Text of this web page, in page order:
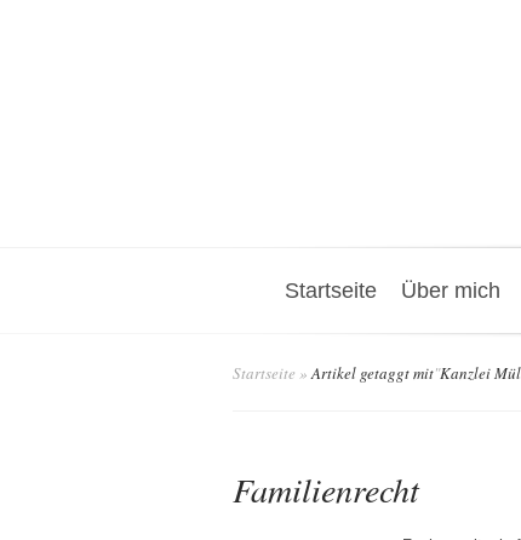
Startseite Über mich
Startseite »Artikel getaggt mit"Kanzlei
Familienrecht